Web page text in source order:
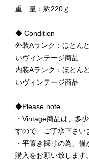
重 量：約220ｇ
◆ Condition
外装Aランク：ほとん
いヴィンテージ商品
内装Aランク：ほとん
いヴィンテージ商品
◆Please note
・Vintage商品は、多
すので、ご了承下さい
・平置き採寸の為、
購入をお願い致します。